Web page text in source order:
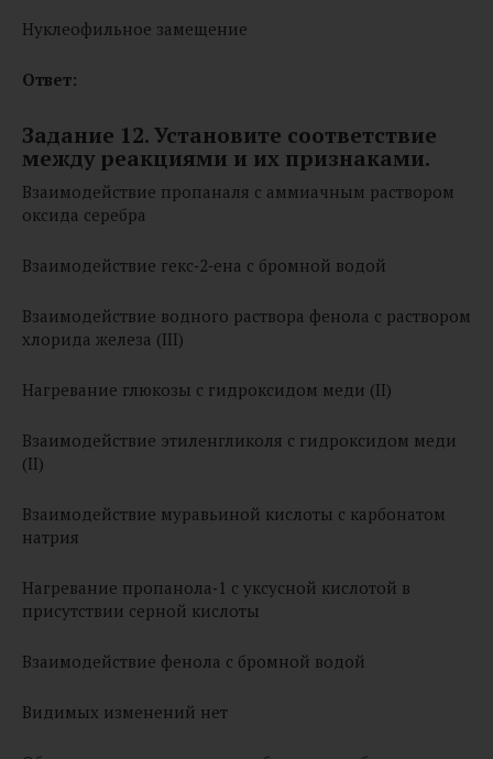
Нуклеофильное замещение
Ответ:
Задание 12. Установите соответствие
между реакциями и их признаками.
Взаимодействие пропаналя с аммиачным раствором
оксида серебра
Взаимодействие гекс‑2‑ена с бромной водой
Взаимодействие водного раствора фенола с раствором
хлорида железа (III)
Нагревание глюкозы с гидроксидом меди (II)
Взаимодействие этиленгликоля с гидроксидом меди
(II)
Взаимодействие муравьиной кислоты с карбонатом
натрия
Нагревание пропанола‑1 с уксусной кислотой в
присутствии серной кислоты
Взаимодействие фенола с бромной водой
Видимых изменений нет